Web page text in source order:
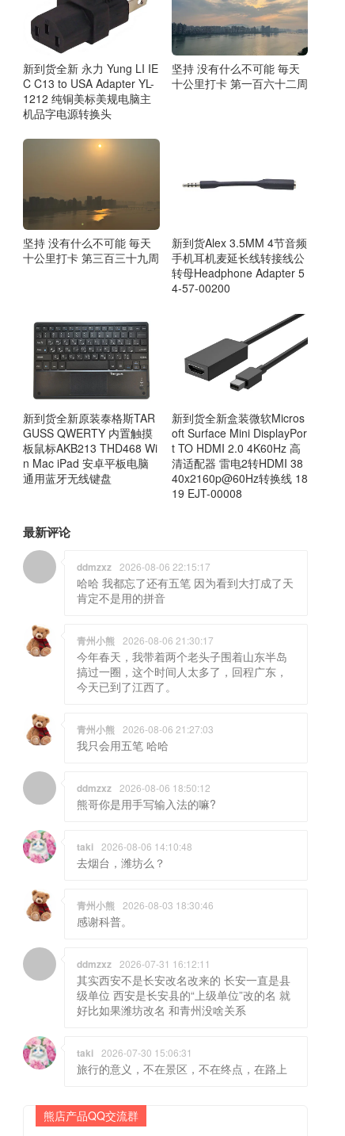
新到货全新 永力 Yung LI IE
C C13 to USA Adapter YL-
1212 纯铜美标美规电脑主
机品字电源转换头
坚持 没有什么不可能 毎天
十公里打卡 第一百六十二周
坚持 没有什么不可能 毎天
十公里打卡 第三百三十九周
新到货Alex 3.5MM 4节音频
手机耳机麦延长线转接线公
转母Headphone Adapter 5
4-57-00200
新到货全新原装泰格斯TAR
GUSS QWERTY 内置触摸
板鼠标AKB213 THD468 Wi
n Mac iPad 安卓平板电脑
通用蓝牙无线键盘
新到货全新盒装微软Micros
oft Surface Mini DisplayPor
t TO HDMI 2.0 4K60Hz 高
清适配器 雷电2转HDMI 38
40x2160p@60Hz转换线 18
19 EJT-00008
最新评论
ddmzxz 2026-08-06 22:15:17
哈哈 我都忘了还有五笔 因为看到大打成了天
肯定不是用的拼音
青州小熊 2026-08-06 21:30:17
今年春天，我带着两个老头子围着山东半岛
搞过一圈，这个时间人太多了，回程广东，
今天已到了江西了。
青州小熊 2026-08-06 21:27:03
我只会用五笔 哈哈
ddmzxz 2026-08-06 18:50:12
熊哥你是用手写输入法的嘛?
taki 2026-08-06 14:10:48
去烟台，潍坊么？
青州小熊 2026-08-03 18:30:46
感谢科普。
ddmzxz 2026-07-31 16:12:11
其实西安不是长安改名改来的 长安一直是县
级单位 西安是长安县的“上级单位”改的名 就
好比如果潍坊改名 和青州没啥关系
taki 2026-07-30 15:06:31
旅行的意义，不在景区，不在终点，在路上
熊店产品QQ交流群